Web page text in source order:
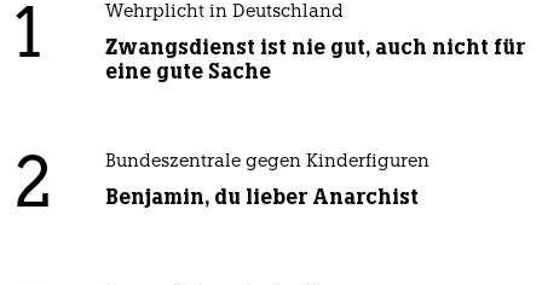
1 Wehrplicht in Deutschland
Zwangsdienst ist nie gut, auch nicht für
eine gute Sache
2 Bundeszentrale gegen Kinderfiguren
Benjamin, du lieber Anarchist